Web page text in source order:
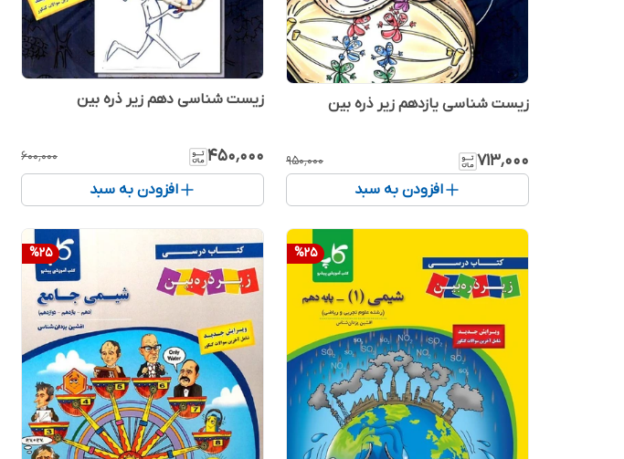
زیست شناسی یازدهم زیر ذره بین
۷۱۳٬۰۰۰ ۹۵۰٬۰۰۰
افزودن به سبد
زیست شناسی دهم زیر ذره بین
۴۵۰٬۰۰۰ ۶۰۰٬۰۰۰
افزودن به سبد
%25
%25